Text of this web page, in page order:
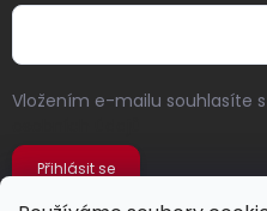
Vložením e-mailu souhlasíte s
Přihlásit se